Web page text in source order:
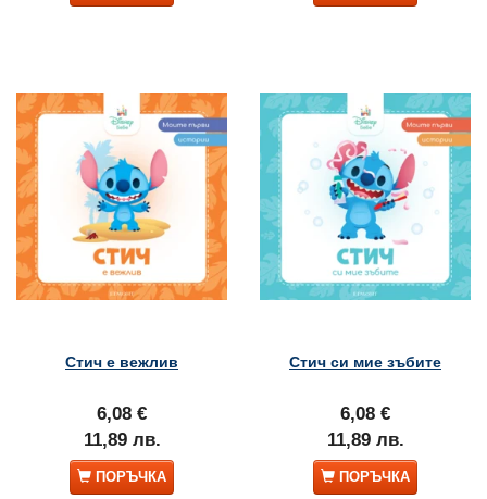
Стич е вежлив
6,08 €
11,89 лв.
ПОРЪЧКА
Стич си мие зъбите
6,08 €
11,89 лв.
ПОРЪЧКА